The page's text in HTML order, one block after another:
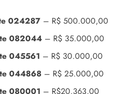
024287 – R$ 500.000,00
082044 – R$ 35.000,00
045561 – R$ 30.000,00
044868 – R$ 25.000,00
080001 – R$20.363,00